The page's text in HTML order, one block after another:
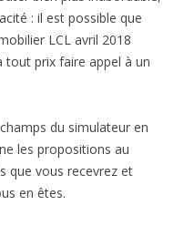
: il est possible que
LCL avril 2018
tout prix faire appel à un
du simulateur en
les propositions au
que vous recevrez et
en êtes.